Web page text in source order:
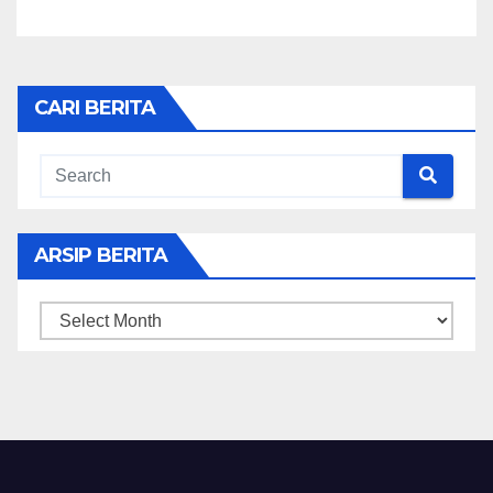
CARI BERITA
ARSIP BERITA
ARSIP